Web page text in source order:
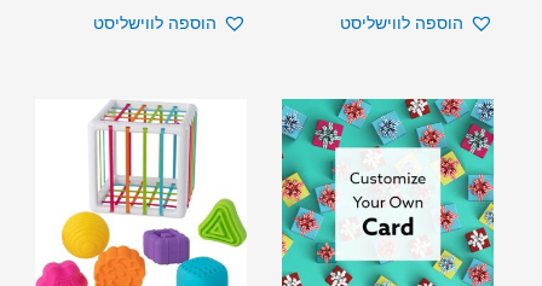
הוספה לווישליסט הוספה לווישליסט